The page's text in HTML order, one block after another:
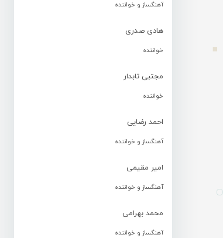
آهنگساز و خواننده
هادی صدری
خواننده
مجتبی تابدار
خواننده
احمد رضایی
آهنگساز و خواننده
امیر مقیمی
آهنگساز و خواننده
محمد بهرامی
آهنگساز و خواننده